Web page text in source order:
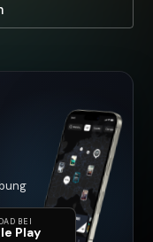
BEI
Play